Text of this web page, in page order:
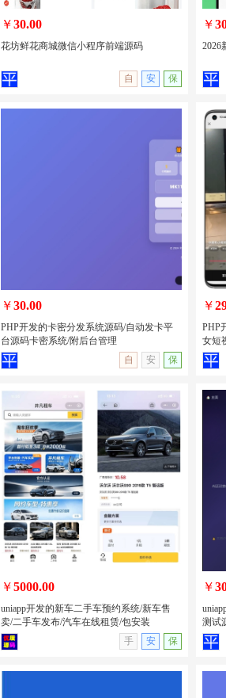
无演示
￥30.00
花坊鲜花商城微信小程序前端源码
自 安 保
量主
￥
2026
PHP开发的卡密分发系统源码/自动发卡
平台源码卡密系统/附后台管理
无演示
￥30.00
PHP开发的卡密分发系统源码/自动发卡平
台源码卡密系统/附后台管理
自
安 保
源
￥
PHP
女短
￥5000.00
uniapp开发的新车二手车预约系统/新车售
卖/二手车发布/汽车在线租赁/包安装
手
安 保
￥
测试